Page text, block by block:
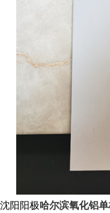
沈阳阳极哈尔滨氧化铝